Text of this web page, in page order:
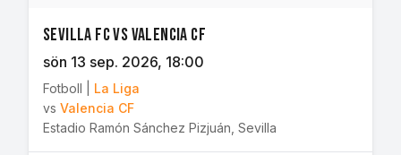
Sevilla FC vs Valencia CF
sön 13 sep. 2026, 18:00
Fotboll
La Liga
vs Valencia CF
Estadio Ramón Sánchez Pizjuán Sevilla